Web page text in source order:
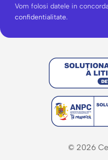
Vom folosi datele in
confidentialitate.
© 2026